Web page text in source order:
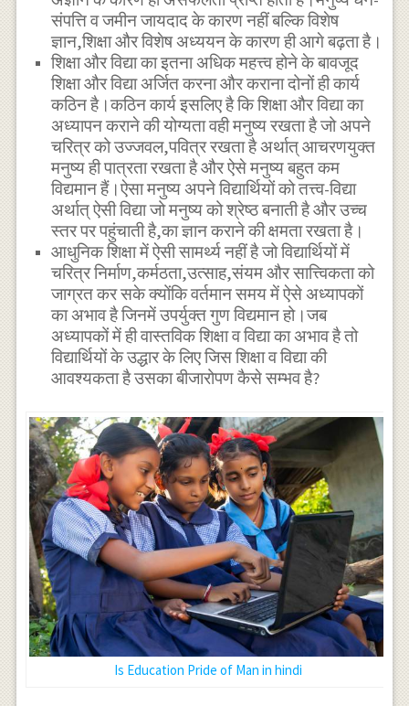
संपत्ति व जमीन जायदाद के कारण नहीं बल्कि विशेष
ज्ञान,शिक्षा और विशेष अध्ययन के कारण ही आगे बढ़ता है।
शिक्षा और विद्या का इतना अधिक महत्त्व होने के बावजूद
शिक्षा और विद्या अर्जित करना और कराना दोनों ही कार्य
कठिन है।कठिन कार्य इसलिए है कि शिक्षा और विद्या का
अध्यापन कराने की योग्यता वही मनुष्य रखता है जो अपने
चरित्र को उज्जवल,पवित्र रखता है अर्थात् आचरणयुक्त
मनुष्य ही पात्रता रखता है और ऐसे मनुष्य बहुत कम
विद्यमान हैं।ऐसा मनुष्य अपने विद्यार्थियों को तत्त्व-विद्या
अर्थात् ऐसी विद्या जो मनुष्य को श्रेष्ठ बनाती है और उच्च
स्तर पर पहुंचाती है,का ज्ञान कराने की क्षमता रखता है।
आधुनिक शिक्षा में ऐसी सामर्थ्य नहीं है जो विद्यार्थियों में
चरित्र निर्माण,कर्मठता,उत्साह,संयम और सात्त्विकता को
जाग्रत कर सके क्योंकि वर्तमान समय में ऐसे अध्यापकों
का अभाव है जिनमें उपर्युक्त गुण विद्यमान हो।जब
अध्यापकों में ही वास्तविक शिक्षा व विद्या का अभाव है तो
विद्यार्थियों के उद्धार के लिए जिस शिक्षा व विद्या की
आवश्यकता है उसका बीजारोपण कैसे सम्भव है?
Is Education Pride of Man in hindi